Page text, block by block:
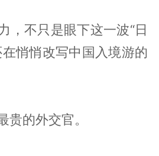
，不只是眼下这一波“日
悄悄改写中国入境游的
贵的外交官。